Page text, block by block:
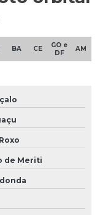
BA CE
GO e
DF
AM
de Meriti